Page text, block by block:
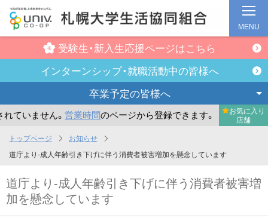
コ
ン
テ
受験生・新入生応援ページはこちら
インターンシップ・就職活動中の皆様へ
卒業予定の皆様へ
ません。営業時間のページから登録できます。 まだお気
お気に入り
店舗
MENU
トップページ
お知らせ
道庁より-成人年齢引き下げに伴う消費者被害増加を懸念しています
道庁より-成人年齢引き下げに伴う消費者被害増
加を懸念しています